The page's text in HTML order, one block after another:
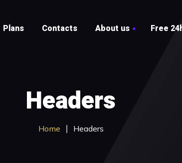
Plans Contacts About us
FAQ
Free
Headers
Home Headers